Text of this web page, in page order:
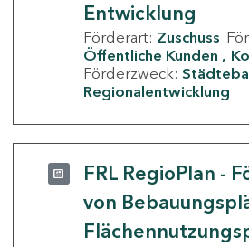
Entwicklung
Förderart: Zuschuss
Öffentliche Kunden
Förderzweck:
Regionalentwicklung
FRL RegioPlan -
von